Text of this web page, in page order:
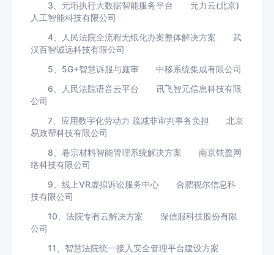
3、元珩执行大数据智能服务平台 元力云(北京)
人工智能科技有限公司
4、人民法院全流程无纸化办案整体解决方案 武
汉百智诚远科技有限公司
5、5G+智慧诉服与庭审 中移系统集成有限公司
6、人民法院语音云平台 讯飞智元信息科技有限
公司
7、应用数字化劳动力 疏减非审判事务负担 北京
易政帮科技有限公司
8、卷宗材料智能管理系统解决方案 南京铉盈网
络科技有限公司
9、线上VR虚拟诉讼服务中心 合肥视尔信息科
技有限公司
10、法院专有云解决方案 深信服科技股份有限
公司
11、智慧法院统一接入安全管理平台建设方案